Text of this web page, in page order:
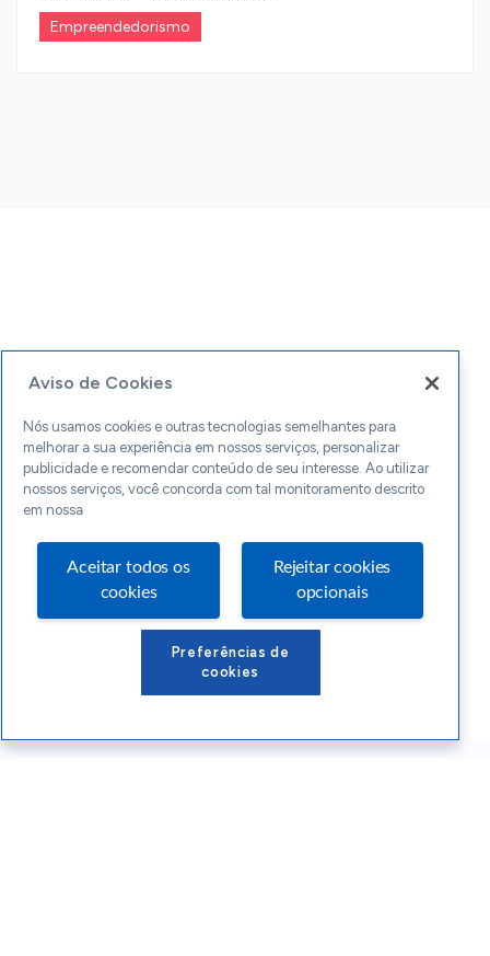
Empreendedorismo
Aviso de Cookies
Nós usamos cookies e outras tecnologias semelhantes para
melhorar a sua experiência em nossos serviços, personalizar
publicidade e recomendar conteúdo de seu interesse. Ao utilizar
nossos serviços, você concorda com tal monitoramento descrito
em nossa
Aceitar todos os
cookies
Rejeitar cookies
opcionais
Preferências de
cookies